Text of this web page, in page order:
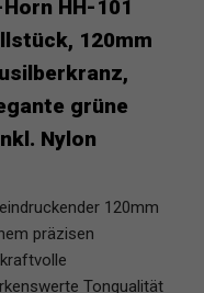
HH-101
120mm
grüne
Nylon
120mm
präzisen
Tonqualität